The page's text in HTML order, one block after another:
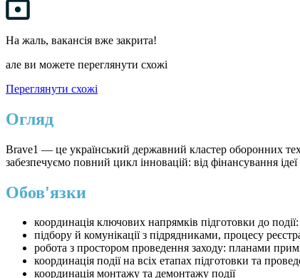
На жаль, вакансія вже закрита!
але ви можете переглянути схожі
Переглянути схожі
Огляд
Brave1 — це український державний кластер оборонних
забезпечуємо повний цикл інновацій: від фінансування
Обов'язки
координація ключових напрямків підготовки до
підбору й комунікації з підрядниками, процесу
робота з простором проведення заходу: планами
координація події на всіх етапах підготовки та
координація монтажу та демонтажу події